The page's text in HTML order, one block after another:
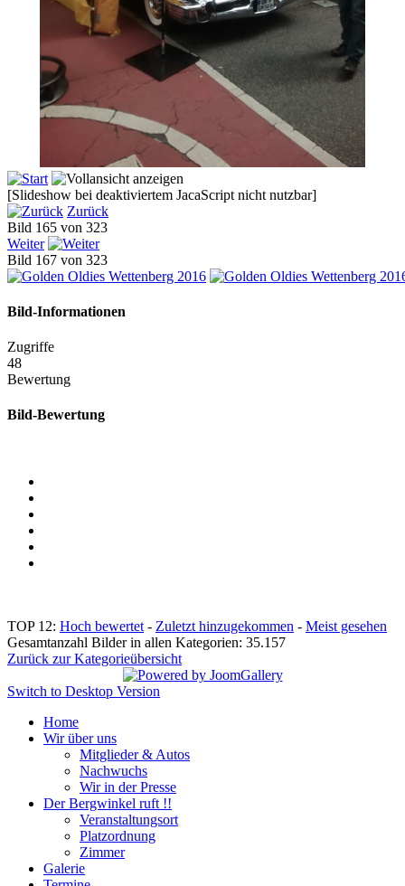
[Slideshow bei deaktiviertem JacaScript nicht nutzbar]
Zurück
Bild 165 von 323
Weiter
Bild 167 von 323
Bild-Informationen
Zugriffe
48
Bewertung
Bild-Bewertung
TOP 12: Hoch bewertet - Zuletzt hinzugekommen - Meist gesehen
Gesamtanzahl Bilder in allen Kategorien: 35.157
Zurück zur Kategorieübersicht
Switch to Desktop Version
Home
Wir über uns
Mitglieder & Autos
Nachwuchs
Wir in der Presse
Der Bergwinkel ruft !!
Veranstaltungsort
Platzordnung
Zimmer
Galerie